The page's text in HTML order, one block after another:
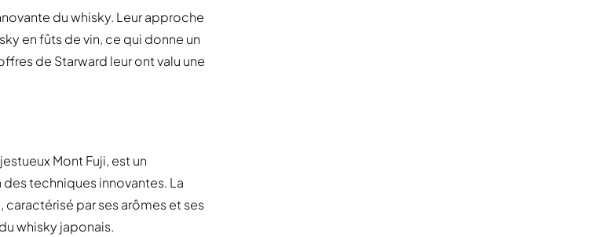
du whisky. Leur approche
en fûts de vin, ce qui donne un
de Starward leur ont valu une
Mont Fuji, est un
techniques innovantes. La
par ses arômes et ses
whisky japonais.